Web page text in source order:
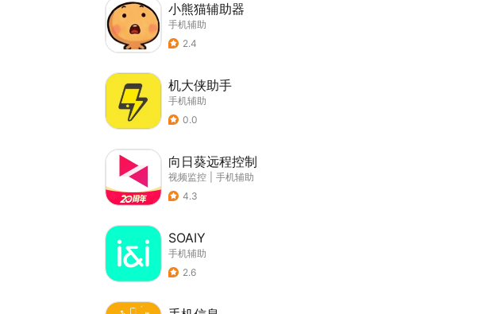
小熊猫辅助器
手机辅助
2.4
机大侠助手
手机辅助
0.0
向日葵远程控制
视频监控
手机辅助
4.3
SOAIY
手机辅助
2.6